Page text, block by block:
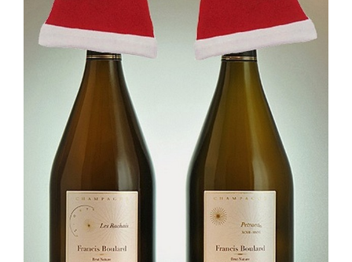
MERRY
CHRISTMAS